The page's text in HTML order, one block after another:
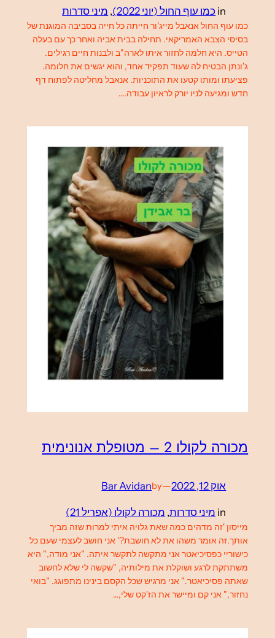
in כמו עוף החול (יוני 2022) , מיני סדרות
כמו עוף החול אנאבל מייג'ור חייתה כל חייה בסביבה המוגנת של
בסיסי הצבא האמריקאי. תחילה בבית אביה ואחר כך עם בעלה
הטייס. היא חלמה לחזור איתו לארה"ב ולבנות חיים רגילים.
ג'ונתן הבטיח לה שעוד תפקיד אחד, והוא יגשים את חלומה.
פציעתו ומותו קטעו את התוכניות. אנאבל מחליטה לפתוח דף
חדש ומגיעה לניו יורק לראיון עבודה.…
מכורה לקולו 2 – מטופלת אנונימית
אוק 12, 2022 —
by
Bar Avidan
in מיני סדרות, מכורה לקולו (אפריל 21)
מייסון 'זה מדהים כמה שאת גלויה איתי למרות שזה מביך
אותך.זה אומר משהו את לא חושבת?' אני חושב לעצמי שעם כל
כישוריי כפסיכיאטר אני מתקשה לתקשר איתה. "אני מודה," היא
משתתקת לרגע ושוקלת את מילותיה, "שקשה לי שלא לחשוב
שאתה פסיכיאטר." אני מרגיש שכל הקסם בינינו מתפוגג. "בואי
נחזור," אני קם ומיישר את הז'קט שלי,…